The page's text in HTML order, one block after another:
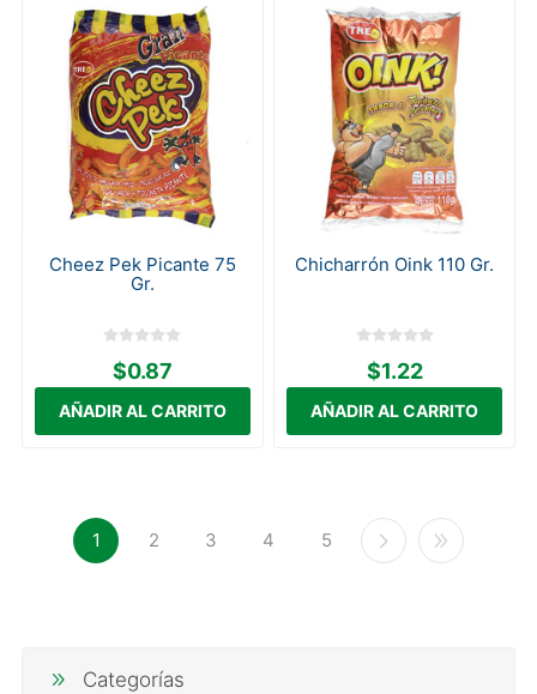
Cheez Pek Picante 75
Gr.
$0.87
Chicharrón Oink 110 Gr.
$1.22
1 2 3 4 5
Categorías